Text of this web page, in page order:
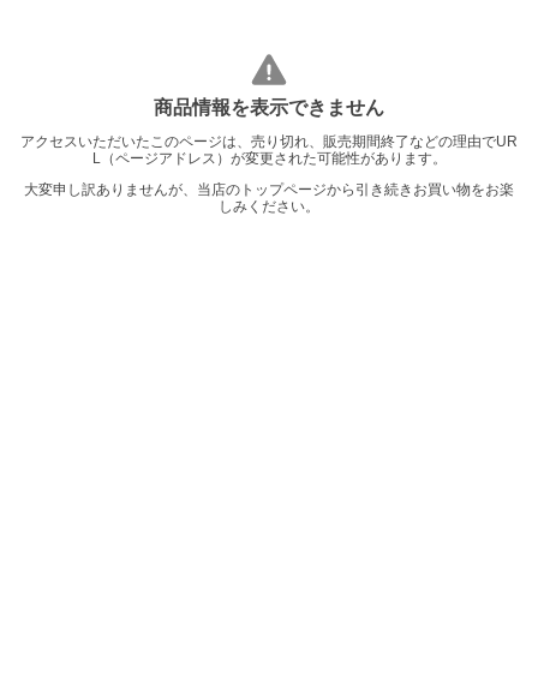
商品情報を表示できません
アクセスいただいたこのページは、売り切れ、販売期間終了などの理由でUR
L（ページアドレス）が変更された可能性があります。
大変申し訳ありませんが、当店のトップページから引き続きお買い物をお楽
しみください。